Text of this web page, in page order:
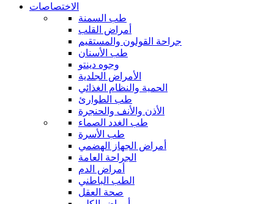
الاختصاصات
طب السمنة
أمراض القلب
جراحة القولون والمستقيم
طب الأسنان
وجوه دينتو
الأمراض الجلدية
الحمية والنظام الغذائي
طب الطوارئ
الأذن والأنف والحنجرة
طب الغدد الصماء
طب الأسرة
أمراض الجهاز الهضمي
الجراحة العامة
أمراض الدم
الطب الباطني
صحة العقل